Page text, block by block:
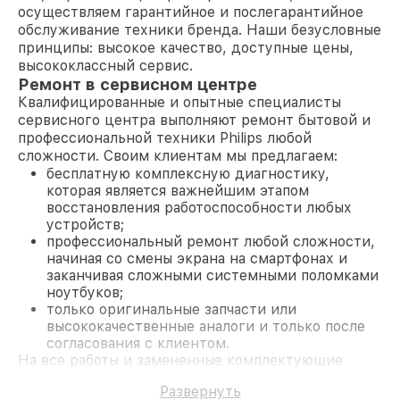
осуществляем гарантийное и послегарантийное
обслуживание техники бренда. Наши безусловные
принципы: высокое качество, доступные цены,
высококлассный сервис.
Ремонт в сервисном центре
Квалифицированные и опытные специалисты
сервисного центра выполняют ремонт бытовой и
профессиональной техники Philips любой
сложности. Своим клиентам мы предлагаем:
бесплатную комплексную диагностику,
которая является важнейшим этапом
восстановления работоспособности любых
устройств;
профессиональный ремонт любой сложности,
начиная со смены экрана на смартфонах и
заканчивая сложными системными поломками
ноутбуков;
только оригинальные запчасти или
высококачественные аналоги и только после
согласования с клиентом.
На все работы и замененные комплектующие
поломки по условиям гарантии, мы бесплатно
Развернуть